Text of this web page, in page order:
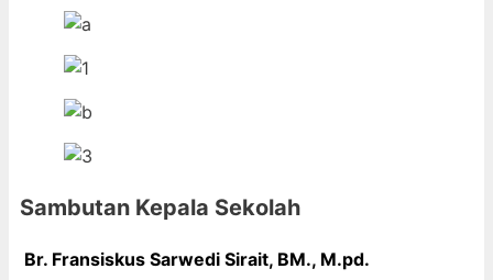
Sambutan Kepala Sekolah
Br. Fransiskus Sarwedi Sirait, BM., M.pd.